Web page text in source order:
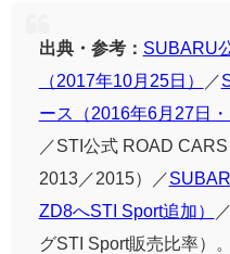
出典・参考： SUBARU
（2017年10月25日）
／
ース（2016年6月27日
／STI公式 ROAD
2013／2015）／
ZD8へSTI Sport追加）
グSTI Sport販売比率）。